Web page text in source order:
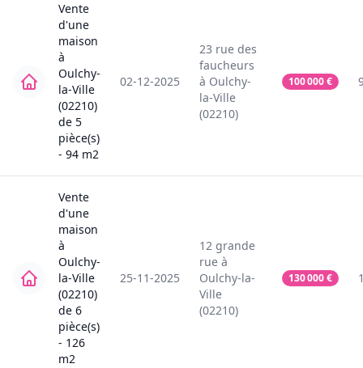
Vente
d'une
maison
à
Oulchy-
la-Ville
(02210)
de 5
pièce(s)
- 94 m2
02-12-2025
23 rue des
faucheurs
à Oulchy-
la-Ville
(02210)
100 000€
Vente
d'une
maison
à
Oulchy-
la-Ville
(02210)
de 6
pièce(s)
- 126
m2
25-11-2025
12 grande
rue à
Oulchy-la-
Ville
(02210)
130 000€